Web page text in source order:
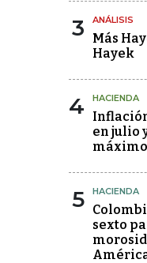
3 ANÁLISIS
Más
Hayek
4 HACIENDA
en julio
5 HACIENDA
sexto